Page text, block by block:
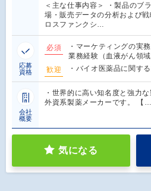
＜主な仕事内容＞ ・製品のブ
場・販売データの分析および
ロスファンクシ…
応募
資格
必須
・マーケティングの実
業務経験（血液がん領
歓迎
・バイオ医薬品に関す
会社
概要
・世界的に高い知名度と強力
外資系製薬メーカーです。 【…
気になる